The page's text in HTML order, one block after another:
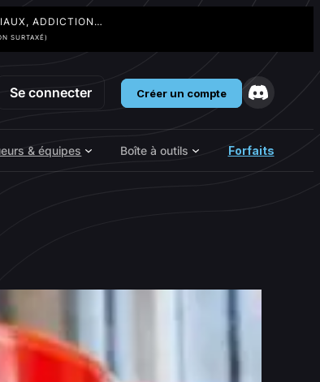
ADDICTION…
SURTAXÉ)
Se connecter Créer un compte
& équipes Boîte à outils Forfaits